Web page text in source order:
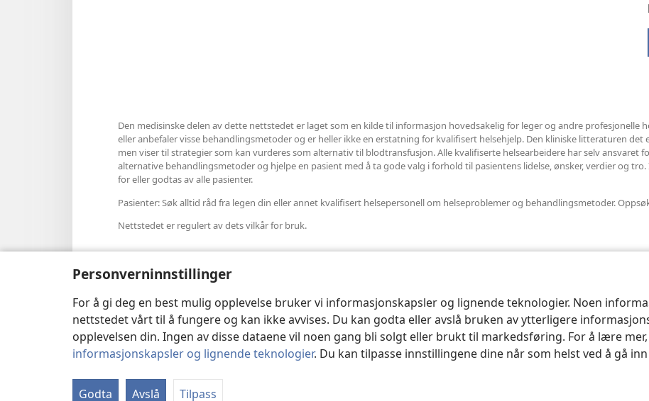
Personverninnstillinger
For å gi deg en best mulig opplevelse bruker vi informasjonskapsler og lignende teknologier. Noen
nettstedet vårt til å fungere og kan ikke avvises. Du kan godta eller avslå bruken av ytterligere
opplevelsen din. Ingen av disse dataene vil noen gang bli solgt eller brukt til markedsføring. For å lære mer,
informasjonskapsler og lignende teknologier. Du kan tilpasse innstillingene dine når som helst ved å gå
Godta Avslå Tilpass
Den medisinske delen av dette nettstedet er laget som en kilde til informasjon hovedsakelig for leger og andre profesjonelle
eller anbefaler visse behandlingsmetoder og er heller ikke en erstatning for kvalifisert helsehjelp. Den kliniske litteraturen det
men viser til strategier som kan vurderes som alternativ til blodtransfusjon. Alle kvalifiserte helsearbeidere har selv ansvaret
alternative behandlingsmetoder og hjelpe en pasient med å ta gode valg i forhold til pasientens lidelse, ønsker, verdier og
for eller godtas av alle pasienter.
Pasienter: Søk alltid råd fra legen din eller annet kvalifisert helsepersonell om helseproblemer og behandlingsmetoder.
Nettstedet er regulert av dets vilkår for bruk.
Copyright© 2026 Watch Tower Bible and Tract Society of Pennsylvania. VILKÅR FOR BRUK|PERSONVERN|